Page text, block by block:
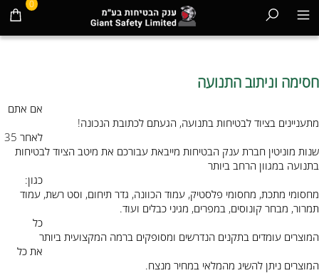
0
חסימה וניתוב התנועה
אם אתם
מתעניינים בציוד לבטיחות בתנועה, הגעתם לכתובת הנכונה!
לאחר 35
שנות מוניטין חברת ענק הבטיחות מייבאת עבורכם את מיטב הציוד לבטיחות
בתנועה במגוון הרחב ביותר
כגון:
מחסומי מתכת, מחסומי פלסטיק, עמוד הכוונה, גדר תיחום, וסט רשת, עמוד
תמרור, מבחר קונוסים, במפרים, מגיני כבלים ועוד.
כל
המוצרים עומדים בתקנים הנדרשים ומסופקים ברמה המקצועית ביותר
את כל
המוצרים ניתן להשיג מהמלאי במחיר מנצח.